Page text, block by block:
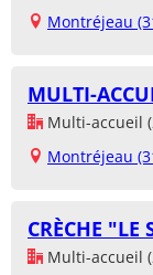
Montréjeau
MULTI-
Multi-accueil
Montréjeau
CRÈCHE "LE
Multi-accueil